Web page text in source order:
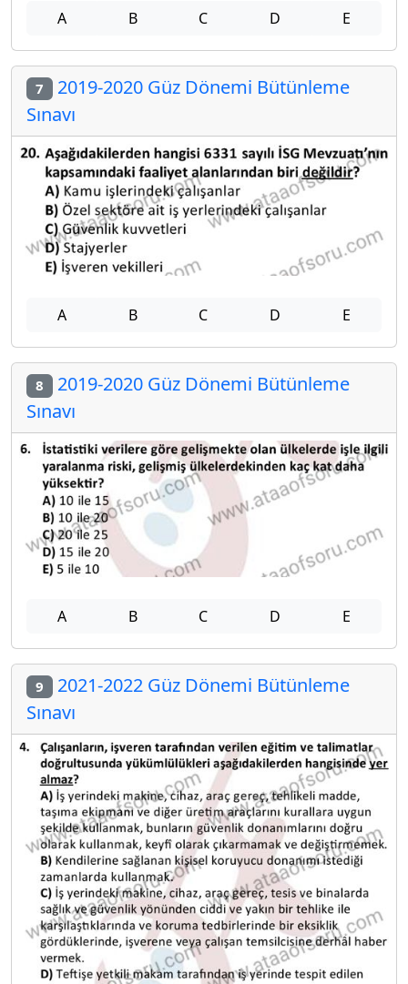
A B C D E
7 2019-2020 Güz Dönemi Bütünleme
Sınavı
A B C D E
8 2019-2020 Güz Dönemi Bütünleme
Sınavı
A B C D E
9 2021-2022 Güz Dönemi Bütünleme
Sınavı